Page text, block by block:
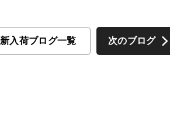
新入荷ブログ一覧 次のブログ